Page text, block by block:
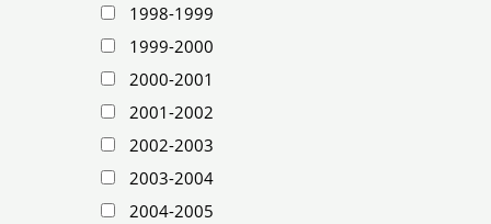
1998-1999
1999-2000
2000-2001
2001-2002
2002-2003
2003-2004
2004-2005